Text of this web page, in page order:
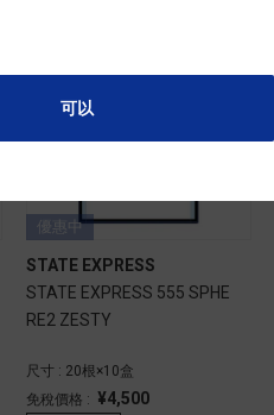
優惠中
STATE EXPRESS
STATE EXPRESS 555 SPHE
RE2 ZESTY
尺寸 : 20根×10盒
免稅價格 : ¥4,500